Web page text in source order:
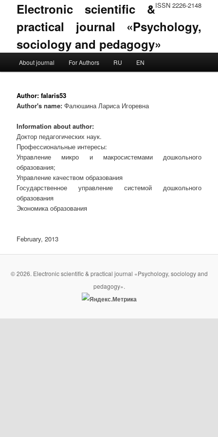
ISSN 2226-2148
Electronic scientific &
practical journal «Psychology,
sociology and pedagogy»
Skip to primary content
Skip to secondary content
About journal For Authors RU EN
Author: falaris53
Author's name: Фалюшина Лариса Игоревна
Information about author:
Доктор педагогических наук.
Профессиональные интересы:
Управление микро и макросистемами дошкольного
образования;
Управление качеством образования
Государственное управление системой дошкольного
образования
Экономика образования
February, 2013
© 2026. Electronic scientific & practical journal «Psychology, sociology and
pedagogy».